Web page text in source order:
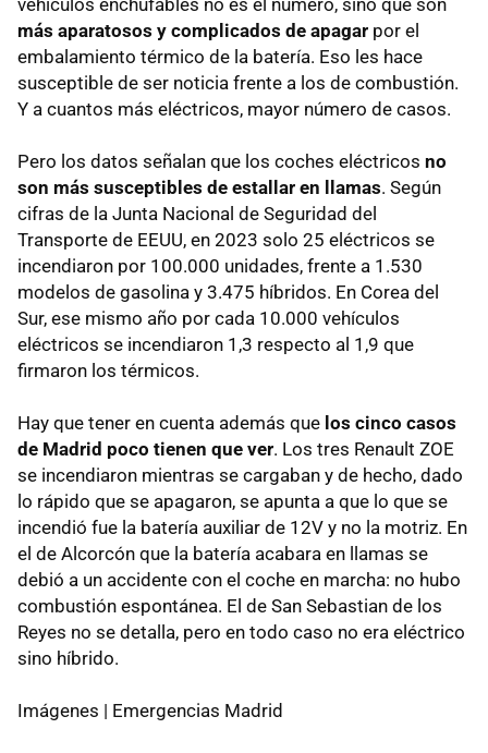
vehículos enchufables no es el número, sino que son
más aparatosos y complicados de apagar por el
embalamiento térmico de la batería. Eso les hace
susceptible de ser noticia frente a los de combustión.
Y a cuantos más eléctricos, mayor número de casos.
Pero los datos señalan que los coches eléctricos no
son más susceptibles de estallar en llamas. Según
cifras de la Junta Nacional de Seguridad del
Transporte de EEUU, en 2023 solo 25 eléctricos se
incendiaron por 100.000 unidades, frente a 1.530
modelos de gasolina y 3.475 híbridos. En Corea del
Sur, ese mismo año por cada 10.000 vehículos
eléctricos se incendiaron 1,3 respecto al 1,9 que
firmaron los térmicos.
Hay que tener en cuenta además que los cinco casos
de Madrid poco tienen que ver. Los tres Renault ZOE
se incendiaron mientras se cargaban y de hecho, dado
lo rápido que se apagaron, se apunta a que lo que se
incendió fue la batería auxiliar de 12V y no la motriz. En
el de Alcorcón que la batería acabara en llamas se
debió a un accidente con el coche en marcha: no hubo
combustión espontánea. El de San Sebastian de los
Reyes no se detalla, pero en todo caso no era eléctrico
sino híbrido.
Imágenes | Emergencias Madrid